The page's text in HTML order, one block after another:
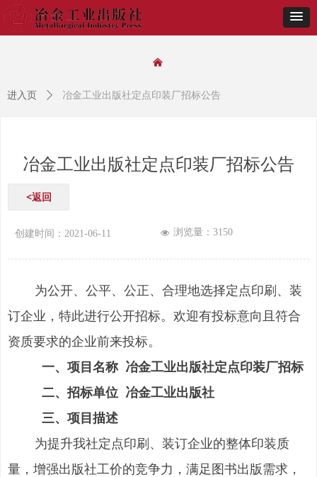
冶金工业出版社定点印装厂招标公告
为公开、公平、公正、合理地选择定点印刷、装
订企业，特此进行公开招标。欢迎有投标意向且符合
资质要求的企业前来投标。
一、项目名称 冶金工业出版社定点印装厂招标
二、招标单位 冶金工业出版社
三、项目描述
为提升我社定点印刷、装订企业的整体印装质
量，增强出版社工价的竞争力，满足图书出版需求，
创建时间： 2021-06-11 넶 浏览量： 3150
<返回
进入页 ꄲ 冶金工业出版社定点印装厂招标公告
낀